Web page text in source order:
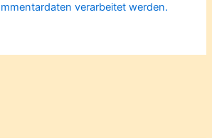
verarbeitet werden.